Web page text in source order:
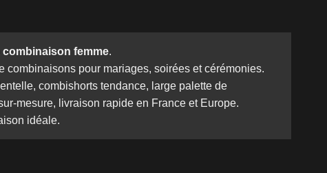
combinaison femme.
combinaisons pour mariages, soirées et cérémonies.
combishorts tendance, large palette de
mesure, livraison rapide en France et Europe.
idéale.